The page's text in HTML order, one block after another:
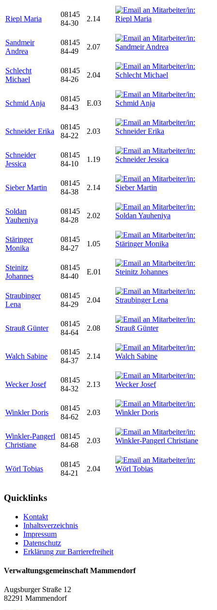
Riepl Maria
08145
84-30
2.14
Sandmeir
Andrea
08145
84-49
2.07
Schlecht
Michael
08145
84-26
2.04
Schmid Anja
08145
84-43
E.03
Schneider Erika
08145
84-22
2.03
Schneider
Jessica
08145
84-10
1.19
Sieber Martin
08145
84-38
2.14
Soldan
Yauheniya
08145
84-28
2.02
Stäringer
Monika
08145
84-27
1.05
Steinitz
Johannes
08145
84-40
E.01
Straubinger
Lena
08145
84-29
2.04
Strauß Günter
08145
84-64
2.08
Walch Sabine
08145
84-37
2.14
Wecker Josef
08145
84-32
2.13
Winkler Doris
08145
84-62
2.03
Winkler-Pangerl
Christiane
08145
84-68
2.03
Wörl Tobias
08145
84-21
2.04
Quicklinks
Kontakt
Inhaltsverzeichnis
Impressum
Datenschutz
Erklärung zur Barrierefreiheit
Verwaltungsgemeinschaft Mammendorf
Augsburger Straße 12
82291 Mammendorf